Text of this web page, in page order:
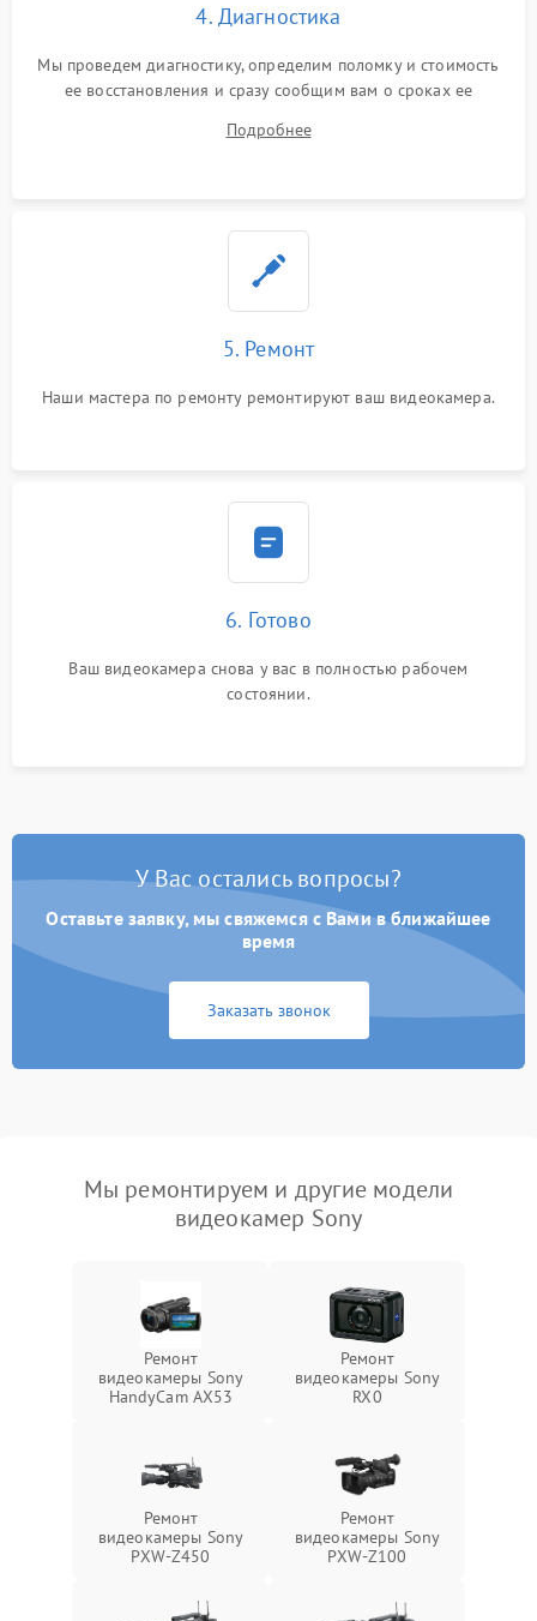
4. Диагностика
Мы проведем диагностику, определим поломку и стоимость
ее восстановления и сразу сообщим вам о сроках ее
Подробнее
5. Ремонт
Наши мастера по ремонту ремонтируют ваш видеокамера.
6. Готово
Ваш видеокамера снова у вас в полностью рабочем
состоянии.
У Вас остались вопросы?
Оставьте заявку, мы свяжемся с Вами в ближайшее
время
Заказать звонок
Мы ремонтируем и другие модели
видеокамер Sony
Ремонт
видеокамеры Sony
HandyCam AX53
Ремонт
видеокамеры Sony
RX0
Ремонт
видеокамеры Sony
PXW-Z450
Ремонт
видеокамеры Sony
PXW-Z100